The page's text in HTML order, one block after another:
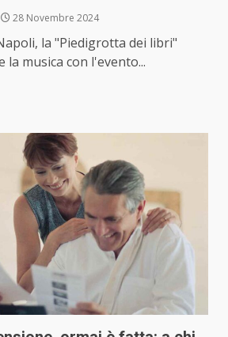
28 Novembre 2024
la "Piedigrotta dei libri"
la musica con l'evento...